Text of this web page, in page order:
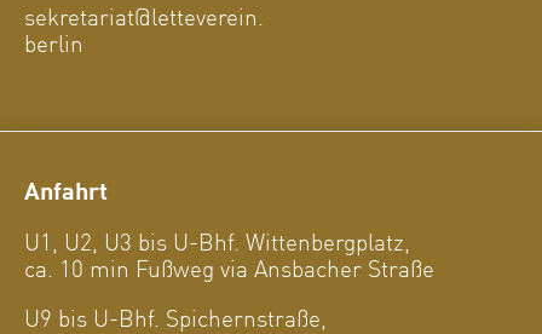
sekretariat@letteverein.
berlin
Anfahrt
U1, U2, U3 bis U-Bhf. Wittenbergplatz,
ca. 10 min Fußweg via Ansbacher Straße
U9 bis U-Bhf. Spichernstraße,